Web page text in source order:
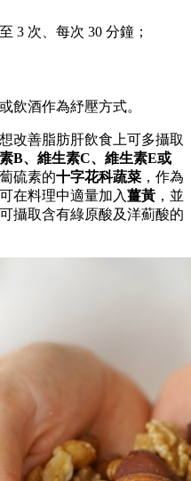
3 次、每次 30 分鐘；
飲酒作為紓壓方式。
改善脂肪肝飲食上可多攝取
B、維生素C、維生素E或
硫素的十字花科蔬菜 ，作為
在料理中適量加入薑黃 ，並
攝取含有綠原酸及洋薊酸的